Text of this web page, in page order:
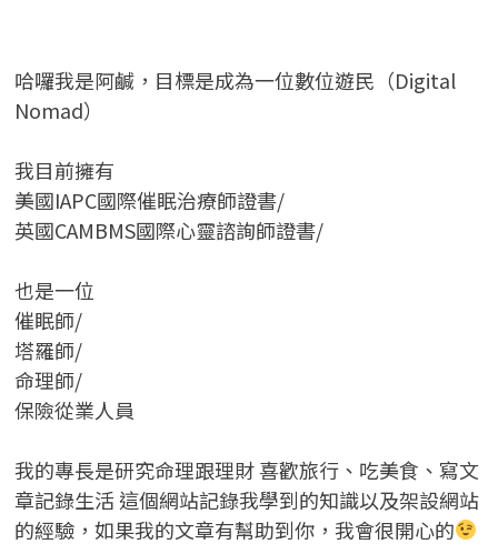
哈囉我是阿鹹，目標是成為一位數位遊民（Digital
Nomad）
我目前擁有
美國IAPC國際催眠治療師證書/
英國CAMBMS國際心靈諮詢師證書/
也是一位
催眠師/
塔羅師/
命理師/
保險從業人員
我的專長是研究命理跟理財 喜歡旅行、吃美食、寫文
章記錄生活 這個網站記錄我學到的知識以及架設網站
的經驗，如果我的文章有幫助到你，我會很開心的